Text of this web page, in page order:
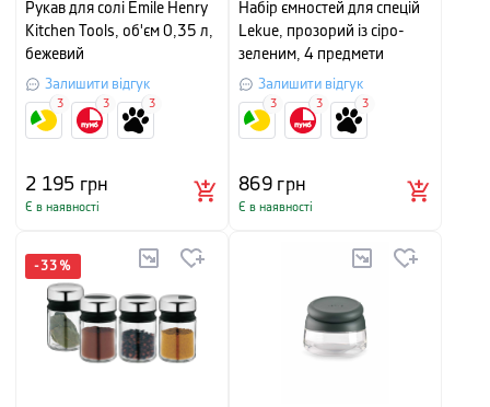
Рукав для солі Emile Henry
Kitchen Tools, об'єм 0,35 л,
бежевий
Залишити відгук
2 195 грн
Є в наявності
3 3 3
Набір ємностей для спецій
Lekue, прозорий із сіро-
зеленим, 4 предмети
Залишити відгук
869грн
Є в наявності
3 3 3
-33 %